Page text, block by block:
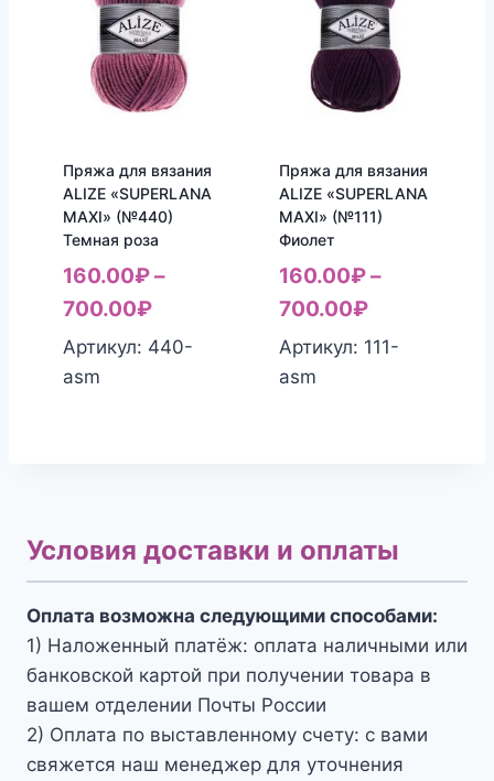
Пряжа для вязания
ALIZE «SUPERLANA
MAXI» (№440)
Темная роза
160.00₽–
700.00₽
Артикул: 440-
asm
Пряжа для вязания
ALIZE «SUPERLANA
MAXI» (№111)
Фиолет
160.00₽–
700.00₽
Артикул: 111-
asm
Условия доставки и оплаты
Оплата возможна следующими способами:
1) Наложенный платёж: оплата наличными или
банковской картой при получении товара в
вашем отделении Почты России
2) Оплата по выставленному счету: с вами
свяжется наш менеджер для уточнения